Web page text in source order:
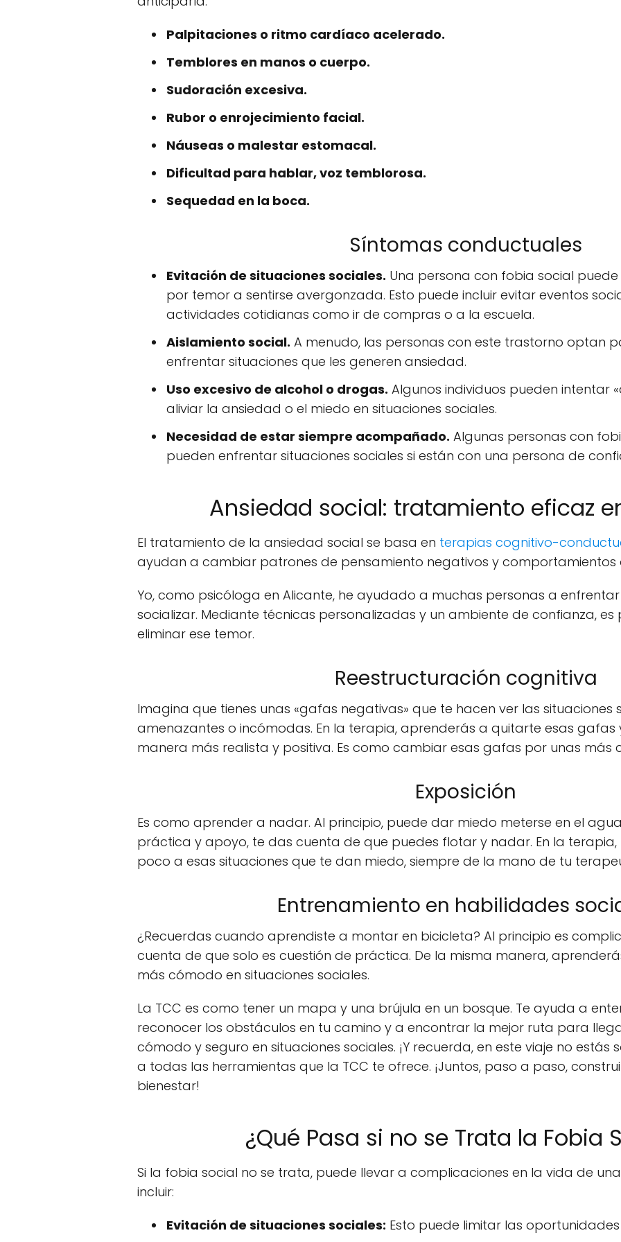
Palpitaciones o ritmo cardíaco acelerado.
Temblores en manos o cuerpo.
Sudoración excesiva.
Rubor o enrojecimiento facial.
Náuseas o malestar estomacal.
Dificultad para hablar, voz temblorosa.
Sequedad en la boca.
Síntomas conductuales
Evitación de situaciones sociales. Una persona con fobia social
por temor a sentirse avergonzada. Esto puede incluir evitar eventos
actividades cotidianas como ir de compras o a la escuela.
Aislamiento social. A menudo, las personas con este trastorno optan
enfrentar situaciones que les generen ansiedad.
Uso excesivo de alcohol o drogas. Algunos individuos pueden intentar
aliviar la ansiedad o el miedo en situaciones sociales.
Necesidad de estar siempre acompañado. Algunas personas con
pueden enfrentar situaciones sociales si están con una persona de
Ansiedad social: tratamiento eficaz
El tratamiento de la ansiedad social se basa en terapias cognitivo-
ayudan a cambiar patrones de pensamiento negativos y comportamientos
Yo, como psicóloga en Alicante, he ayudado a muchas personas a
socializar. Mediante técnicas personalizadas y un ambiente de confianza, es
eliminar ese temor.
Reestructuración cognitiva
Imagina que tienes unas «gafas negativas» que te hacen ver las situaciones
amenazantes o incómodas. En la terapia, aprenderás a quitarte esas gafas
manera más realista y positiva. Es como cambiar esas gafas por unas más
Exposición
Es como aprender a nadar. Al principio, puede dar miedo meterse en el
práctica y apoyo, te das cuenta de que puedes flotar y nadar. En la
poco a esas situaciones que te dan miedo, siempre de la mano de tu
Entrenamiento en habilidades
¿Recuerdas cuando aprendiste a montar en bicicleta? Al principio es
cuenta de que solo es cuestión de práctica. De la misma manera,
más cómodo en situaciones sociales.
La TCC es como tener un mapa y una brújula en un bosque. Te ayuda a
reconocer los obstáculos en tu camino y a encontrar la mejor ruta para
cómodo y seguro en situaciones sociales. ¡Y recuerda, en este viaje no estás
a todas las herramientas que la TCC te ofrece. ¡Juntos, paso a paso,
bienestar!
¿Qué Pasa si no se Trata la Fobia
Si la fobia social no se trata, puede llevar a complicaciones en la vida de
incluir:
Evitación de situaciones sociales: Esto puede limitar las